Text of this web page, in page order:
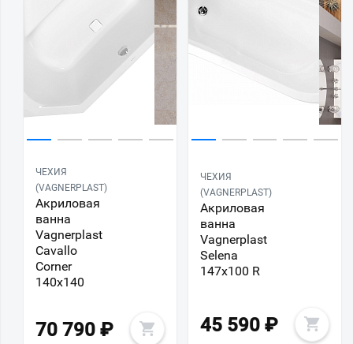
ЧЕХИЯ
(VAGNERPLAST)
Акриловая
ванна
Vagnerplast
Cavallo
Corner
140х140
70 790 ₽
ЧЕХИЯ
(VAGNERPLAST)
Акриловая
ванна
Vagnerplast
Selena
147х100 R
45 590 ₽